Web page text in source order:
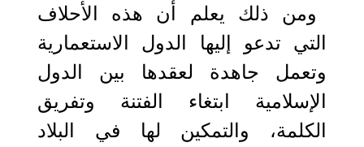
ومن ذلك يعلم أن هذه الأحلاف
التي تدعو إليها الدول الاستعمارية
وتعمل جاهدة لعقدها بين الدول
الإسلامية ابتغاء الفتنة وتفريق
الكلمة، والتمكين لها في البلاد